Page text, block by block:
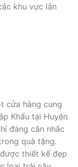
khu vực lân
cửa hàng cung
Khẩu tại Huyện
đáng cân nhắc
quà tặng.
thiết kế đẹp